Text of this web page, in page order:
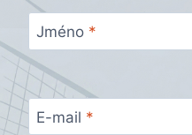
Jméno *
E-mail *